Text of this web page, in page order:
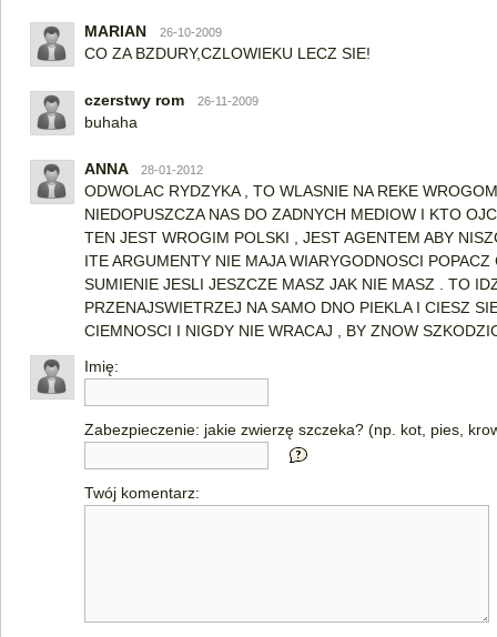
MARIAN 26-10-2009
CO ZA BZDURY,CZLOWIEKU LECZ SIE!
czerstwy rom 26-11-2009
buhaha
ANNA 28-01-2012
ODWOLAC RYDZYKA , TO WLASNIE NA REKE
NIEDOPUSZCZA NAS DO ZADNYCH MEDIOW I KTO
TEN JEST WROGIM POLSKI , JEST AGENTEM ABY
ITE ARGUMENTY NIE MAJA WIARYGODNOSCI
SUMIENIE JESLI JESZCZE MASZ JAK NIE MASZ . TO
PRZENAJSWIETRZEJ NA SAMO DNO PIEKLA I CIESZ
CIEMNOSCI I NIGDY NIE WRACAJ , BY ZNOW
Imię:
Zabezpieczenie: jakie zwierzę szczeka? (np. kot, pies,
Twój komentarz: